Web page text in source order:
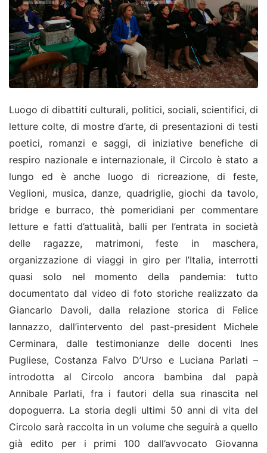
Luogo di dibattiti culturali, politici, sociali, scientifici, di
letture colte, di mostre d’arte, di presentazioni di testi
poetici, romanzi e saggi, di iniziative benefiche di
respiro nazionale e internazionale, il Circolo è stato a
lungo ed è anche luogo di ricreazione, di feste,
Veglioni, musica, danze, quadriglie, giochi da tavolo,
bridge e burraco, thè pomeridiani per commentare
letture e fatti d’attualità, balli per l’entrata in società
delle ragazze, matrimoni, feste in maschera,
organizzazione di viaggi in giro per l’Italia, interrotti
quasi solo nel momento della pandemia: tutto
documentato dal video di foto storiche realizzato da
Giancarlo Davoli, dalla relazione storica di Felice
Iannazzo, dall’intervento del past-president Michele
Cerminara, dalle testimonianze delle docenti Ines
Pugliese, Costanza Falvo D’Urso e Luciana Parlati –
introdotta al Circolo ancora bambina dal papà
Annibale Parlati, fra i fautori della sua rinascita nel
dopoguerra. La storia degli ultimi 50 anni di vita del
Circolo sarà raccolta in un volume che seguirà a quello
già edito per i primi 100 dall’avvocato Giovanna